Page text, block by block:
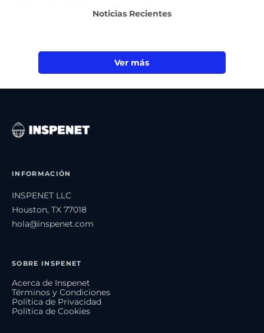
Noticias Recientes
Ver más
INFORMACIÓN
INSPENET LLC
Houston, TX 77018
hola@inspenet.com
SOBRE INSPENET
Acerca de Inspenet
Términos y Condiciones
Política de Privacidad
Política de Cookies